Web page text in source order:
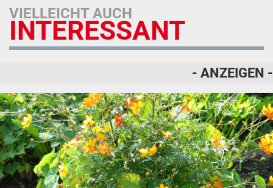
VIELLEICHT AUCH
INTERESSANT
- ANZEIGEN -